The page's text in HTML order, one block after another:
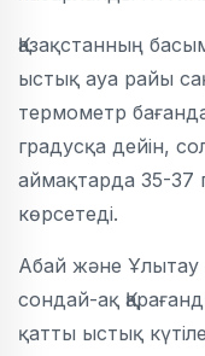
Қазақстанның
ыстық ауа райы
термометр
градусқа дейін,
аймақтарда 35-37
көрсетеді.
Абай және Ұлытау
сондай-ақ
қатты ыстық